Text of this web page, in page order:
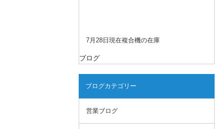
7月28日現在複合機の在庫
ブログ
ブログカテゴリー
営業ブログ